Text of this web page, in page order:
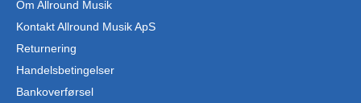
Om Allround Musik
Kontakt Allround Musik ApS
Returnering
Handelsbetingelser
Bankoverførsel